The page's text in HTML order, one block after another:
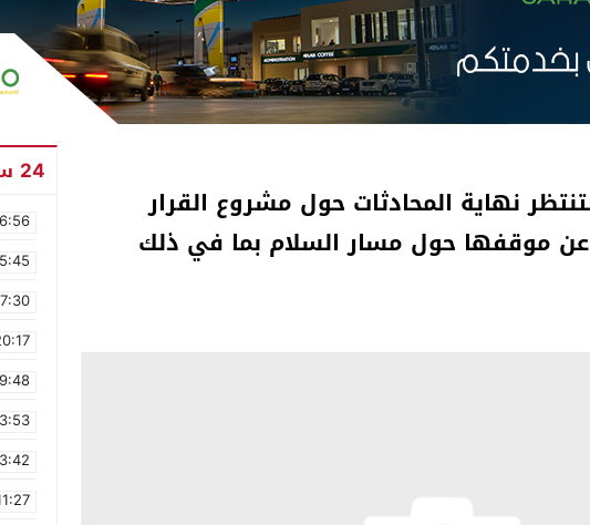
نهاية المحادثات حول مشروع القرار
عن موقفها حول مسار السلام بما في ذلك
24 ساعة